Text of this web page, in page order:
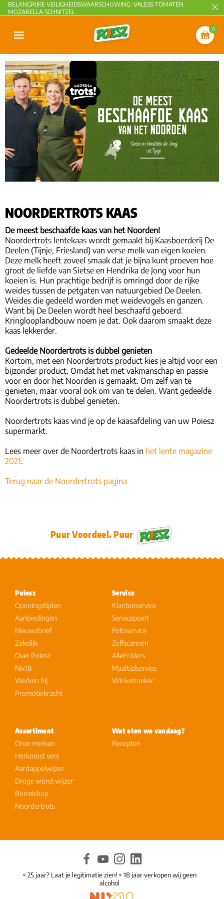
BELANGRIJKE VEILIGHEIDSWAARSCHUWING: VALESS TOMATEN
MOZARELLA SCHNITZEL
0
NOORDERTROTS KAAS
De meest beschaafde kaas van het Noorden!
Noordertrots lentekaas wordt gemaakt bij Kaasboerderij De
Deelen (Tijnje, Friesland) van verse melk van eigen koeien.
Deze melk heeft zoveel smaak dat je bijna kunt proeven hoe
groot de liefde van Sietse en Hendrika de Jong voor hun
koeien is. Hun prachtige bedrijf is omringd door de rijke
weides tussen de petgaten van natuurgebied De Deelen.
Weides die gedeeld worden met weidevogels en ganzen.
Want bij De Deelen wordt heel beschaafd geboerd.
Kringlooplandbouw noem je dat. Ook daarom smaakt deze
kaas lekkerder.
Gedeelde Noordertrots is dubbel genieten
Kortom, met een Noordertrots product kies je altijd voor een
bijzonder product. Omdat het met vakmanschap en passie
voor en door het Noorden is gemaakt. Om zelf van te
genieten, maar vooral ook om van te delen. Want gedeelde
Noordertrots is dubbel genieten.
Noordertrots kaas vind je op de kaasafdeling van uw Poiesz
supermarkt.
Lees meer over de Noordertrots kaas in het lente magazine
2021.
Terug naar de Noordertrots pagina
Puur Voordeel. Puur
Poiesz
Openingstijden
Aanbiedingen
Nieuwsbrief
Zakelijk
Over Poiesz
Nix18
Werken bij
Promotiekracht
Service
Klantenservice
Servicepoint
Fotoservice
Zelfscannen
AlleFolders
Maaltijdservice
Winkelzoeker
Assortiment
Onze merken
Herkomst vers
Aardappelwijzer
Droge worst wijzer
Borrelshop
Noordertrots
Wat eten we vandaag?
Recepten
< 25 jaar? Laat je legitimatie zien! < 18 jaar verkopen wij geen
alcohol